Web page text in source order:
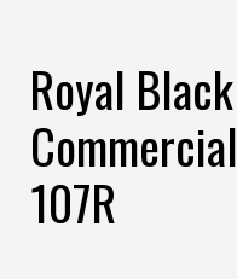
Royal
107R